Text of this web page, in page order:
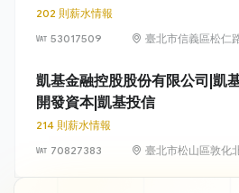
202 則薪水情報
53017509
臺北市信義區松仁
凱基金融控股股份有限公司|凱
開發資本|凱基投信
214 則薪水情報
70827383
臺北市松山區敦化